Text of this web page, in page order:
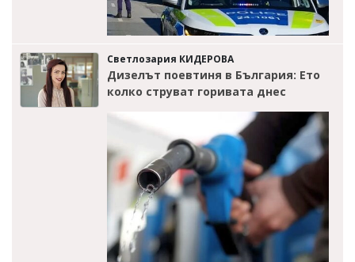
Светлозария КИДЕРОВА
Дизелът поевтиня в България: Ето
колко струват горивата днес